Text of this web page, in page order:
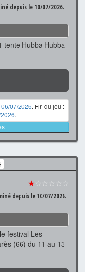
depuis le 10/07/2026.
tente Hubba Hubba
06/07/2026. Fin du jeu :
.
★☆☆☆☆☆
depuis le 10/07/2026.
festival Les
(66) du 11 au 13